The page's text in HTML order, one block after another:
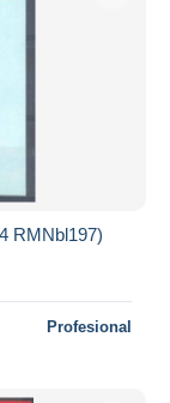
RMNbl197)
Profesional